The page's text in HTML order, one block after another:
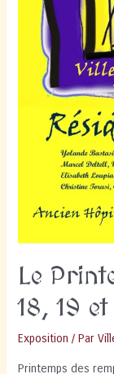
Le
18, 19
Exposition / Par
Printemps des